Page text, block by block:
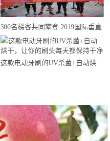
300名梯客共同攀登 2019国际垂直
马拉松超级精英赛顺德海骏达中心
站欢乐开跑
这款电动牙刷的UV杀菌+自动烘